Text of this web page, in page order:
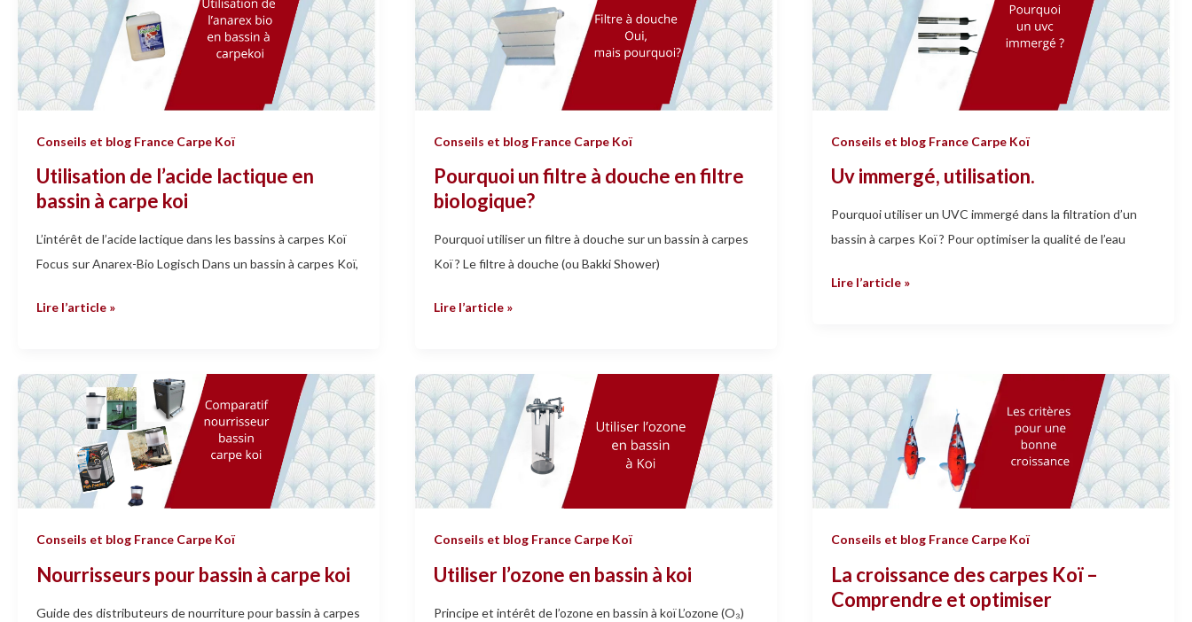
Conseils et blog France Carpe Koï
Utilisation de l’acide lactique en
bassin à carpe koi
L’intérêt de l’acide lactique dans les bassins à carpes Koï
Focus sur Anarex-Bio Logisch Dans un bassin à carpes Koï,
de
l’acide
lactique
en
bassin
à
koi
Lire l’article »
Conseils et blog France Carpe Koï
Pourquoi un filtre à douche en filtre
biologique?
Pourquoi utiliser un filtre à douche sur un bassin à carpes
Koï ? Le filtre à douche (ou Bakki Shower)
un
filtre
douche
en
filtre
Lire l’article »
Conseils et blog France Carpe Koï
Uv immergé, utilisation.
Pourquoi utiliser un UVC immergé dans la filtration d’un
bassin à carpes Koï ? Pour optimiser la qualité de l’eau
immergé,
utilisation.
Lire l’article »
Conseils et blog France Carpe Koï
Nourrisseurs pour bassin à carpe koi
Guide des distributeurs de nourriture pour bassin à carpes
Nourrisseurs
pour
bassin
carpe
koi
Conseils et blog France Carpe Koï
Utiliser l’ozone en bassin à koi
Principe et intérêt de l’ozone en bassin à koï L’ozone (O₃)
Utiliser
l’ozone
en
bassin
à
koi
Conseils et blog France Carpe Koï
La croissance des carpes Koï –
Comprendre et optimiser
croissance
des
carpes
Koï
–
Comprendre
optimiser